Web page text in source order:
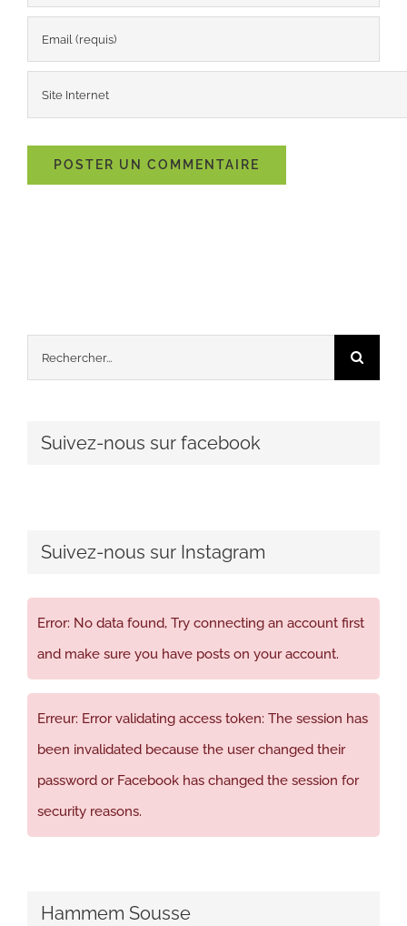
Rechercher:
Suivez-nous sur facebook
Suivez-nous sur Instagram
Error: No data found, Try connecting an account first
and make sure you have posts on your account.
Erreur: Error validating access token: The session has
been invalidated because the user changed their
password or Facebook has changed the session for
security reasons.
Hammem Sousse